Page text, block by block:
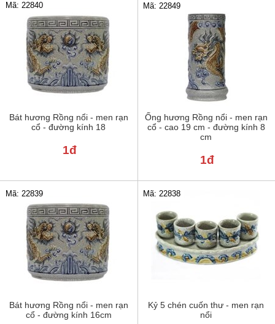
Bát hương Rồng nổi - men rạn
cổ - đường kính 18
Mã: 22840
1đ
Ống hương Rồng nổi - men rạn
cổ - cao 19 cm - đường kính 8
cm
Mã: 22849
1đ
Bát hương Rồng nổi - men rạn
cổ - đường kính 16cm
Mã: 22839
Kỷ 5 chén cuốn thư - men rạn
nổi
Mã: 22838